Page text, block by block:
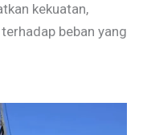
kekuatan,
beban yang